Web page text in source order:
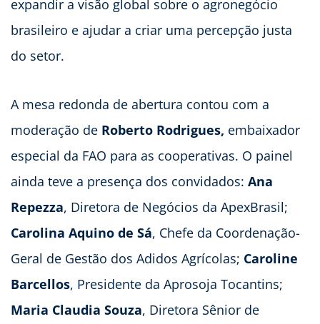
expandir a visão global sobre o agronegócio
brasileiro e ajudar a criar uma percepção justa
do setor.
A mesa redonda de abertura contou com a
moderação de Roberto Rodrigues, embaixador
especial da FAO para as cooperativas. O painel
ainda teve a presença dos convidados: Ana
Repezza, Diretora de Negócios da ApexBrasil;
Carolina Aquino de Sá, Chefe da Coordenação-
Geral de Gestão dos Adidos Agrícolas; Caroline
Barcellos, Presidente da Aprosoja Tocantins;
Maria Claudia Souza, Diretora Sênior de